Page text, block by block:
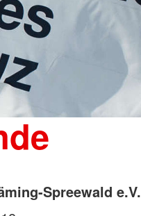
Spreewald e.V.